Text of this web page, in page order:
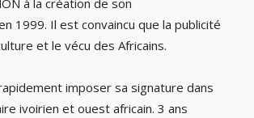
à la création de son
1999. Il est convaincu que la publicité
et le vécu des Africains.
imposer sa signature dans
ivoirien et ouest africain. 3 ans